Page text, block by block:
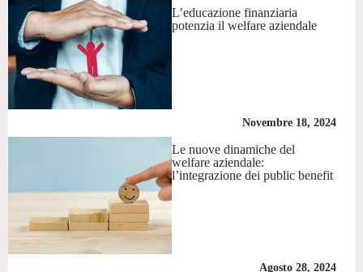
L’educazione finanziaria
potenzia il welfare aziendale
Novembre 18, 2024
Le nuove dinamiche del
welfare aziendale:
l’integrazione dei public benefit
Agosto 28, 2024